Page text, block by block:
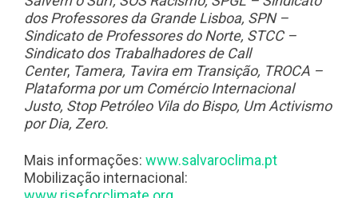
dos Professores da Grande Lisboa, SPN –
Sindicato de Professores do Norte, STCC –
Sindicato dos Trabalhadores de Call
Center, Tamera, Tavira em Transição, TROCA –
Plataforma por um Comércio Internacional
Justo, Stop Petróleo Vila do Bispo, Um Activismo
por Dia, Zero.
Mais informações: www.salvaroclima.pt
Mobilização internacional: